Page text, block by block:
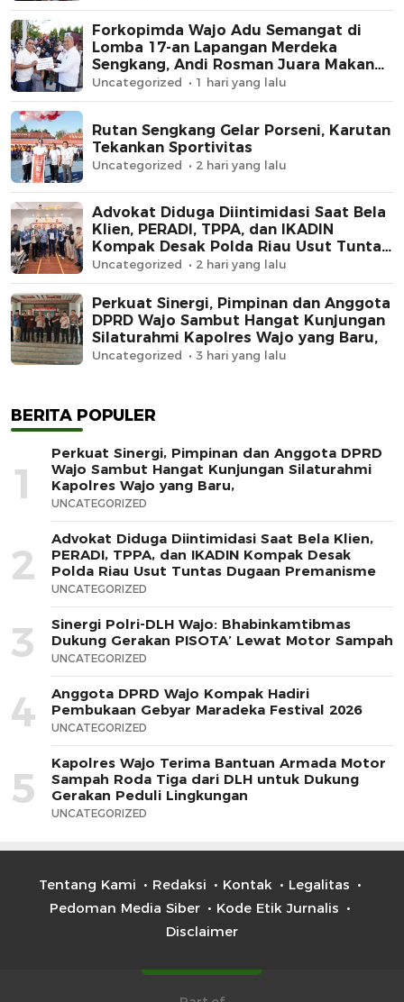
Forkopimda Wajo Adu Semangat di
Lomba 17-an Lapangan Merdeka
Sengkang, Andi Rosman Juara Makan
Krupuk
Uncategorized 1 hari yang lalu
Rutan Sengkang Gelar Porseni, Karutan
Tekankan Sportivitas
Uncategorized 2 hari yang lalu
Advokat Diduga Diintimidasi Saat Bela
Klien, PERADI, TPPA, dan IKADIN
Kompak Desak Polda Riau Usut Tuntas
Dugaan Premanisme
Uncategorized 2 hari yang lalu
Perkuat Sinergi, Pimpinan dan Anggota
DPRD Wajo Sambut Hangat Kunjungan
Silaturahmi Kapolres Wajo yang Baru,
Uncategorized 3 hari yang lalu
BERITA POPULER
1
Perkuat Sinergi, Pimpinan dan Anggota DPRD
Wajo Sambut Hangat Kunjungan Silaturahmi
Kapolres Wajo yang Baru,
UNCATEGORIZED
2
Advokat Diduga Diintimidasi Saat Bela Klien,
PERADI, TPPA, dan IKADIN Kompak Desak
Polda Riau Usut Tuntas Dugaan Premanisme
UNCATEGORIZED
3
Sinergi Polri-DLH Wajo: Bhabinkamtibmas
Dukung Gerakan PISOTA’ Lewat Motor Sampah
UNCATEGORIZED
4
Anggota DPRD Wajo Kompak Hadiri
Pembukaan Gebyar Maradeka Festival 2026
UNCATEGORIZED
5
Kapolres Wajo Terima Bantuan Armada Motor
Sampah Roda Tiga dari DLH untuk Dukung
Gerakan Peduli Lingkungan
UNCATEGORIZED
Tentang Kami Redaksi Kontak
Legalitas
Pedoman Media Siber
Kode Etik Jurnalis
Disclaimer